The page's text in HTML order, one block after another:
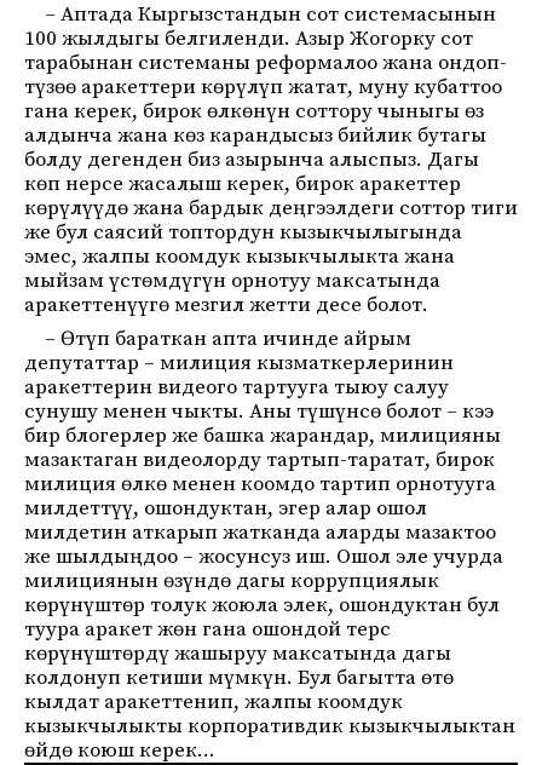
– Аптада Кыргызстандын сот системасынын
100 жылдыгы белгиленди. Азыр Жогорку сот
тарабынан системаны реформалоо жана ондоп-
түзөө аракеттери көрүлүп жатат, муну кубаттоо
гана керек, бирок өлкөнүн соттору чыныгы өз
алдынча жана көз карандысыз бийлик бутагы
болду дегенден биз азырынча алыспыз. Дагы
көп нерсе жасалыш керек, бирок аракеттер
көрүлүүдө жана бардык деңгээлдеги соттор тиги
же бул саясий топтордун кызыкчылыгында
эмес, жалпы коомдук кызыкчылыкта жана
мыйзам үстөмдүгүн орнотуу максатында
аракеттенүүгө мезгил жетти десе болот.
– Өтүп бараткан апта ичинде айрым
депутаттар – милиция кызматкерлеринин
аракеттерин видеого тартууга тыюу салуу
сунушу менен чыкты. Аны түшүнсө болот – кээ
бир блогерлер же башка жарандар, милицияны
мазактаган видеолорду тартып-таратат, бирок
милиция өлкө менен коомдо тартип орнотууга
милдеттүү, ошондуктан, эгер алар ошол
милдетин аткарып жатканда аларды мазактоо
же шылдыңдоо – жосунсуз иш. Ошол эле учурда
милициянын өзүндө дагы коррупциялык
көрүнүштөр толук жоюла элек, ошондуктан бул
туура аракет жөн гана ошондой терс
көрүнүштөрдү жашыруу максатында дагы
колдонуп кетиши мүмкүн. Бул багытта өтө
кылдат аракеттенип, жалпы коомдук
кызыкчылыкты корпоративдик кызыкчылыктан
өйдө коюш керек…